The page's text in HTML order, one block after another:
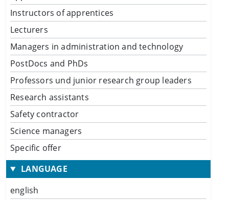
Instructors of apprentices
Lecturers
Managers in administration and technology
PostDocs and PhDs
Professors und junior research group leaders
Research assistants
Safety contractor
Science managers
Specific offer
LANGUAGE
english